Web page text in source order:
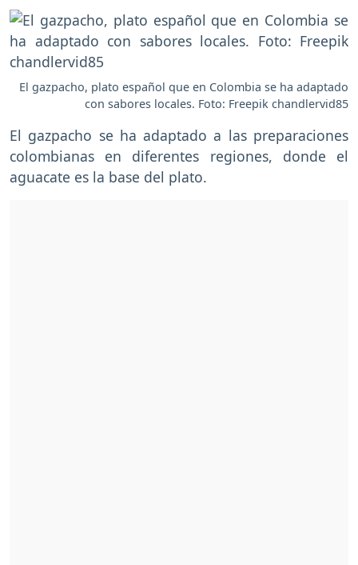
El gazpacho, plato español que en Colombia se ha adaptado
con sabores locales. Foto: Freepik chandlervid85
El gazpacho se ha adaptado a las preparaciones
colombianas en diferentes regiones, donde el
aguacate es la base del plato.